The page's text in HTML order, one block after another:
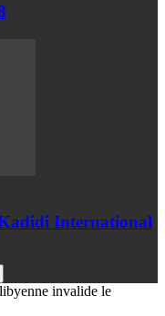
International
invalide le